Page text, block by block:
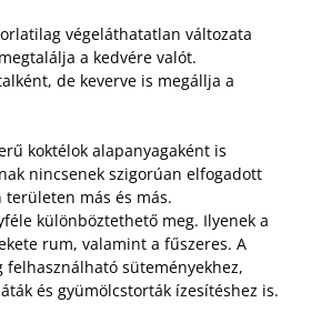
végeláthatatlan változata
a kedvére valót.
de keverve is megállja a
koktélok alapanyagaként is
nincsenek szigorúan elfogadott
más és más.
különböztethető meg. Ilyenek a
rum, valamint a fűszeres. A
felhasználható süteményekhez,
és gyümölcstorták ízesítéshez is.